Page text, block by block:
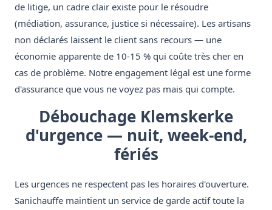
de litige, un cadre clair existe pour le résoudre
(médiation, assurance, justice si nécessaire). Les artisans
non déclarés laissent le client sans recours — une
économie apparente de 10-15 % qui coûte très cher en
cas de problème. Notre engagement légal est une forme
d'assurance que vous ne voyez pas mais qui compte.
Débouchage Klemskerke
d'urgence — nuit, week-end,
fériés
Les urgences ne respectent pas les horaires d'ouverture.
Sanichauffe maintient un service de garde actif toute la